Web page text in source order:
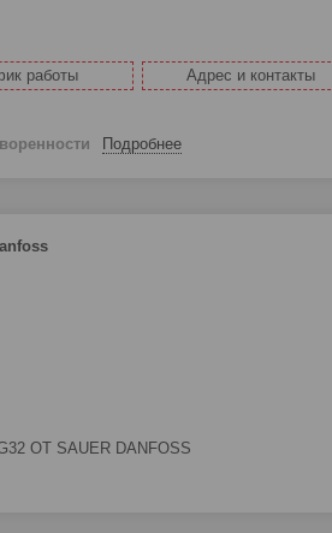
работы Адрес и контакты
Подробнее
ОТ SAUER DANFOSS